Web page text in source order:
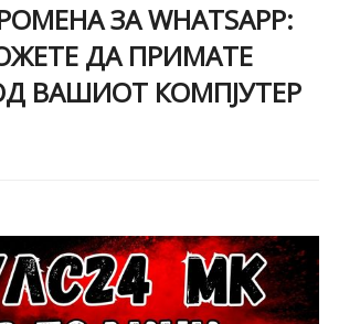
ЗА WHATSAPP:
ДА ПРИМАТЕ
ВАШИОТ КОМПЈУТЕР